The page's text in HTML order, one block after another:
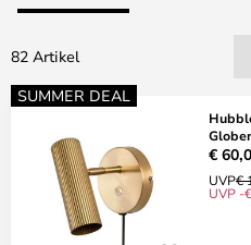
82 Artikel
SUMMER DEAL
€
UVP€
UVP -